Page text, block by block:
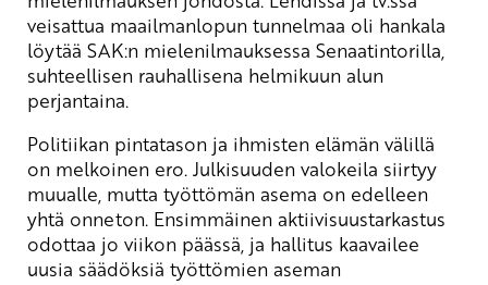
veisattua maailmanlopun tunnelmaa oli hankala
löytää SAK:n mielenilmauksessa Senaatintorilla,
suhteellisen rauhallisena helmikuun alun
perjantaina.
Politiikan pintatason ja ihmisten elämän välillä
on melkoinen ero. Julkisuuden valokeila siirtyy
muualle, mutta työttömän asema on edelleen
yhtä onneton. Ensimmäinen aktiivisuustarkastus
odottaa jo viikon päässä, ja hallitus kaavailee
uusia säädöksiä työttömien aseman